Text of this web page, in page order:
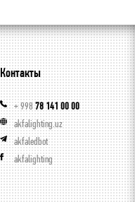
Контакты
+ 99878 141 00 00
akfalighting.uz
akfaledbot
akfalighting